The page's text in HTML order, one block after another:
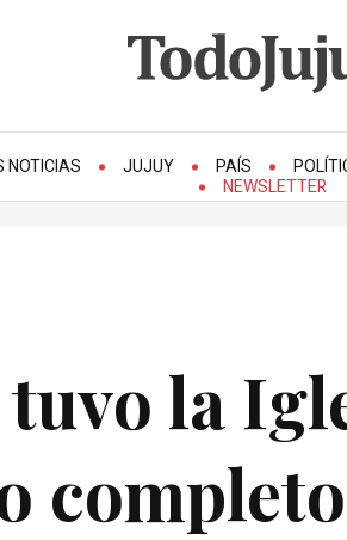
NOTICIAS JUJUY PAÍS
NEWSLETTER
la
completo